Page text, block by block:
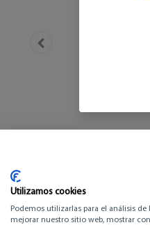
Utilizamos cookies
Podemos utilizarlas para el análisis
mejorar nuestro sitio web, mostrar